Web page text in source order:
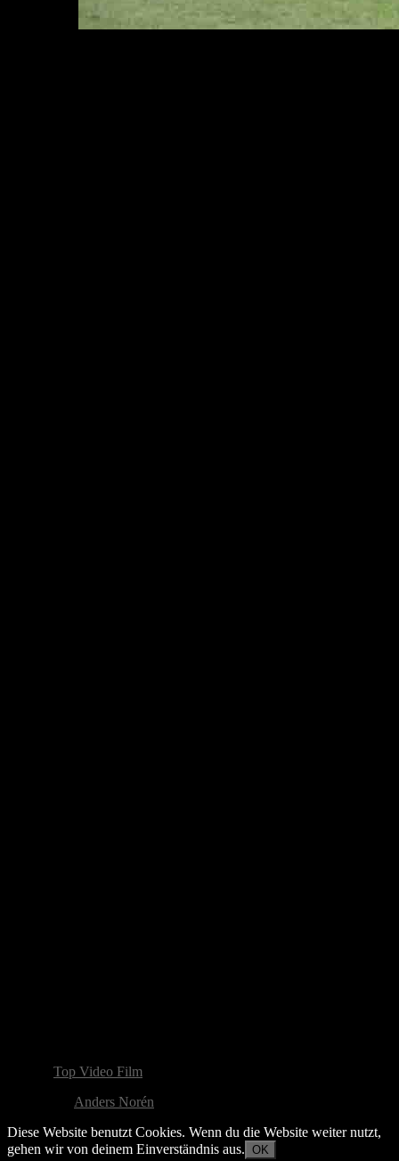
Top Video Film
Anders Norén
Diese Website benutzt Cookies. Wenn du die Website weiter nutzt,
gehen wir von deinem Einverständnis aus. OK